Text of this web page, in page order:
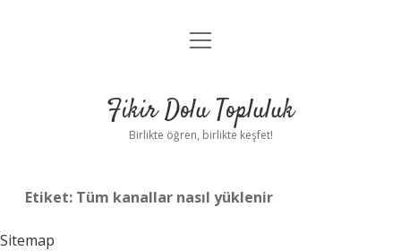
Anasayfa
Yasal Uyarı
menüyü
Fikir Dolu Topluluk
Birlikte öğren, birlikte keşfet!
Etiket: Tüm kanallar nasıl yüklenir
Sitemap